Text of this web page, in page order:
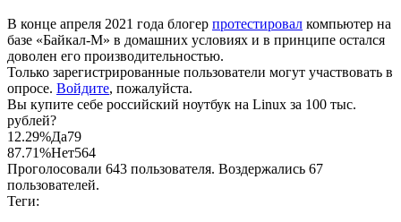
В конце апреля 2021 года блогер протестировал компьютер на
базе «Байкал-М» в домашних условиях и в принципе остался
доволен его производительностью.
Только зарегистрированные пользователи могут участвовать в
опросе. Войдите, пожалуйста.
Вы купите себе российский ноутбук на Linux за 100 тыс.
рублей?
12.29%Да79
87.71%Нет564
Проголосовали 643 пользователя. Воздержались 67
пользователей.
Теги: